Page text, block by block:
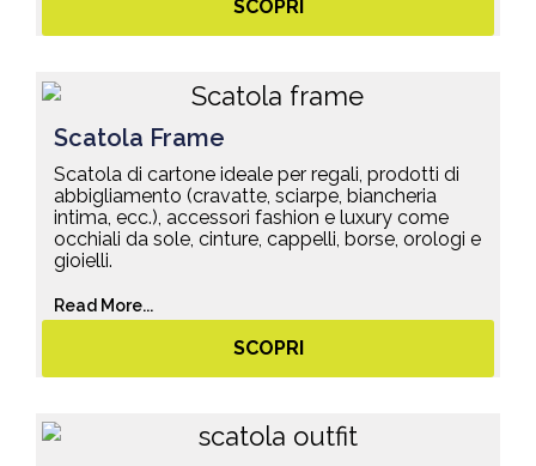
SCOPRI
Scatola Frame
Scatola di cartone ideale per regali, prodotti di
abbigliamento (cravatte, sciarpe, biancheria
intima, ecc.), accessori fashion e luxury come
occhiali da sole, cinture, cappelli, borse, orologi e
gioielli.
Read More...
SCOPRI